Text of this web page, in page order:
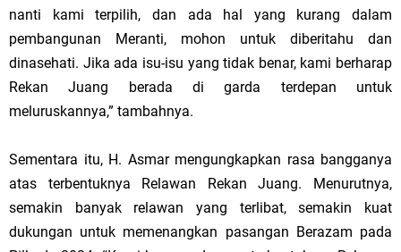
nanti kami terpilih, dan ada hal yang kurang dalam
pembangunan Meranti, mohon untuk diberitahu dan
dinasehati. Jika ada isu-isu yang tidak benar, kami berharap
Rekan Juang berada di garda terdepan untuk
meluruskannya,” tambahnya.
Sementara itu, H. Asmar mengungkapkan rasa bangganya
atas terbentuknya Relawan Rekan Juang. Menurutnya,
semakin banyak relawan yang terlibat, semakin kuat
dukungan untuk memenangkan pasangan Berazam pada